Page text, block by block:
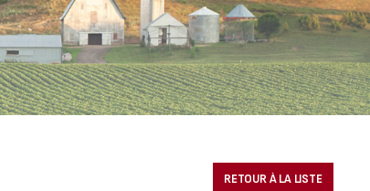
RETOUR À LA LISTE